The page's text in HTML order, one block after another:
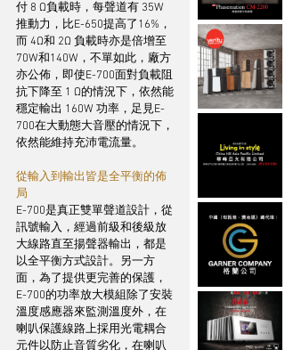
付 8 Ω負載時，每聲道有 35W
推動力，比E-650提高了16%，
而 4Ω和 2Ω 負載時亦是倍增至
70W和140W，不單如此，廠方
亦公佈，即使E-700面對負載阻
抗下降至 1 Ω的情況下，依然能
穩定輸出 160W 功率，足見E-
700在大動態大音壓的情況下，
依然能維持充沛電流量。
從輸入到輸出皆是全平衡的佈
局
E-700是真正雙單聲道設計，從
訊號輸入，經過前級和後級放
大線路直至揚聲器輸出，都是
以全平衡方式設計。另一方
面，為了提供更完善的保護，
E-700的功率放大模組除了安裝
溫度感應器來監測溫度外，在
喇叭保護線路上採用光電耦合
元件以防止音質劣化，在喇叭